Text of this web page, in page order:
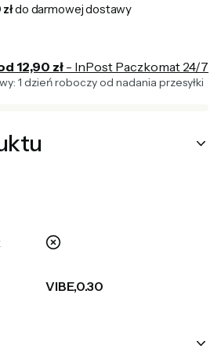
do darmowej dostawy
12,90 zł - InPost Paczkomat 24/7
1 dzień roboczy od nadania przesyłki
nie
VIBE,0.30